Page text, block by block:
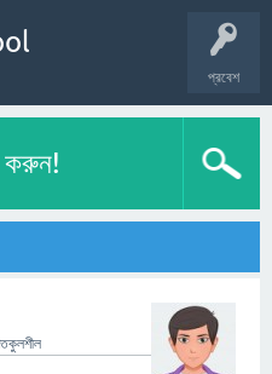
প্রবেশ
করুন!